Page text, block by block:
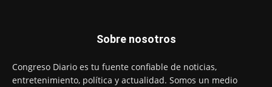
Sobre nosotros
Congreso Diario es tu fuente confiable de noticias,
entretenimiento, política y actualidad. Somos un medio